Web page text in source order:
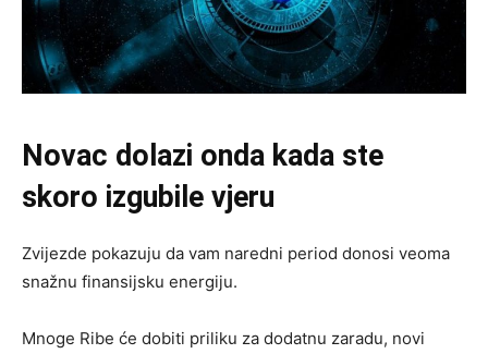
Novac dolazi onda kada ste
skoro izgubile vjeru
Zvijezde pokazuju da vam naredni period donosi veoma
snažnu finansijsku energiju.
Mnoge Ribe će dobiti priliku za dodatnu zaradu, novi